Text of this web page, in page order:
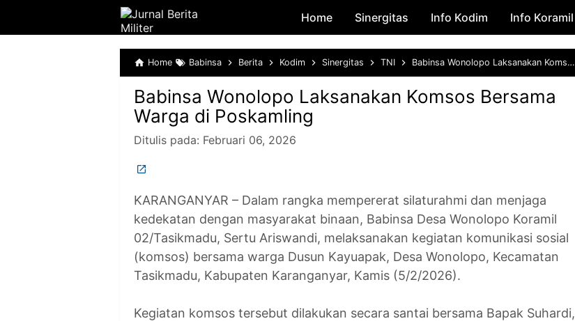
Skip to main content
Home Sinergitas Info Kodim Info Koramil
Home Babinsa Berita Kodim Sinergitas TNI Babinsa Wonolopo Laksanakan Komsos Bersama Warga di Poskamling
Babinsa Wonolopo Laksanakan Komsos Bersama
Warga di Poskamling
Ditulis pada: Februari 06, 2026
KARANGANYAR – Dalam rangka mempererat silaturahmi dan menjaga
kedekatan dengan masyarakat binaan, Babinsa Desa Wonolopo Koramil
02/Tasikmadu, Sertu Ariswandi, melaksanakan kegiatan komunikasi sosial
(komsos) bersama warga Dusun Kayuapak, Desa Wonolopo, Kecamatan
Tasikmadu, Kabupaten Karanganyar, Kamis (5/2/2026).
Kegiatan komsos tersebut dilakukan secara santai bersama Bapak Suhardi,